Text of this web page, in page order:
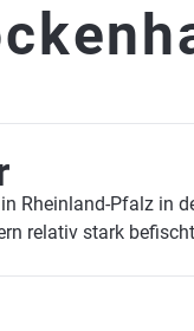
Rheinland-Pfalz in
relativ stark